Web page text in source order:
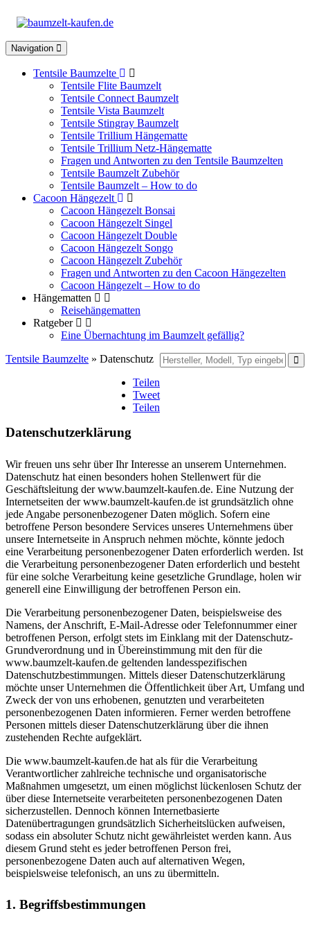
Toggle
navigation
Navigation
Tentsile Baumzelte
Tentsile Flite Baumzelt
Tentsile Connect Baumzelt
Tentsile Vista Baumzelt
Tentsile Stingray Baumzelt
Tentsile Trillium Hängematte
Tentsile Trillium Netz-Hängematte
Fragen und Antworten zu den Tentsile Baumzelten
Tentsile Baumzelt Zubehör
Tentsile Baumzelt – How to do
Cacoon Hängezelt
Cacoon Hängezelt Bonsai
Cacoon Hängezelt Singel
Cacoon Hängezelt Double
Cacoon Hängezelt Songo
Cacoon Hängezelt Zubehör
Fragen und Antworten zu den Cacoon Hängezelten
Cacoon Hängezelt – How to do
Hängematten
Reisehängematten
Ratgeber
Eine Übernachtung im Baumzelt gefällig?
Tentsile Baumzelte » Datenschutz
Teilen
Tweet
Teilen
Datenschutzerklärung
Wir freuen uns sehr über Ihr Interesse an unserem Unternehmen.
Datenschutz hat einen besonders hohen Stellenwert für die
Geschäftsleitung der www.baumzelt-kaufen.de. Eine Nutzung der
Internetseiten der www.baumzelt-kaufen.de ist grundsätzlich ohne
jede Angabe personenbezogener Daten möglich. Sofern eine
betroffene Person besondere Services unseres Unternehmens über
unsere Internetseite in Anspruch nehmen möchte, könnte jedoch
eine Verarbeitung personenbezogener Daten erforderlich werden. Ist
die Verarbeitung personenbezogener Daten erforderlich und besteht
für eine solche Verarbeitung keine gesetzliche Grundlage, holen wir
generell eine Einwilligung der betroffenen Person ein.
Die Verarbeitung personenbezogener Daten, beispielsweise des
Namens, der Anschrift, E-Mail-Adresse oder Telefonnummer einer
betroffenen Person, erfolgt stets im Einklang mit der Datenschutz-
Grundverordnung und in Übereinstimmung mit den für die
www.baumzelt-kaufen.de geltenden landesspezifischen
Datenschutzbestimmungen. Mittels dieser Datenschutzerklärung
möchte unser Unternehmen die Öffentlichkeit über Art, Umfang und
Zweck der von uns erhobenen, genutzten und verarbeiteten
personenbezogenen Daten informieren. Ferner werden betroffene
Personen mittels dieser Datenschutzerklärung über die ihnen
zustehenden Rechte aufgeklärt.
Die www.baumzelt-kaufen.de hat als für die Verarbeitung
Verantwortlicher zahlreiche technische und organisatorische
Maßnahmen umgesetzt, um einen möglichst lückenlosen Schutz der
über diese Internetseite verarbeiteten personenbezogenen Daten
sicherzustellen. Dennoch können Internetbasierte
Datenübertragungen grundsätzlich Sicherheitslücken aufweisen,
sodass ein absoluter Schutz nicht gewährleistet werden kann. Aus
diesem Grund steht es jeder betroffenen Person frei,
personenbezogene Daten auch auf alternativen Wegen,
beispielsweise telefonisch, an uns zu übermitteln.
1. Begriffsbestimmungen